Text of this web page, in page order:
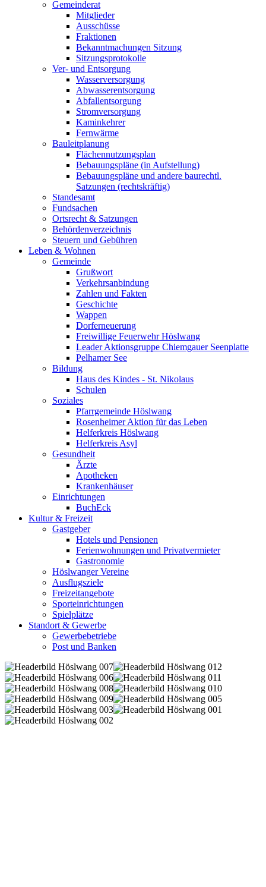
Gemeinderat
Mitglieder
Ausschüsse
Fraktionen
Bekanntmachungen Sitzung
Sitzungsprotokolle
Ver- und Entsorgung
Wasserversorgung
Abwasserentsorgung
Abfallentsorgung
Stromversorgung
Kaminkehrer
Fernwärme
Bauleitplanung
Flächennutzungsplan
Bebauungspläne (in Aufstellung)
Bebauungspläne und andere baurechtl.
Satzungen (rechtskräftig)
Standesamt
Fundsachen
Ortsrecht & Satzungen
Behördenverzeichnis
Steuern und Gebühren
Leben & Wohnen
Gemeinde
Grußwort
Verkehrsanbindung
Zahlen und Fakten
Geschichte
Wappen
Dorferneuerung
Freiwillige Feuerwehr Höslwang
Leader Aktionsgruppe Chiemgauer Seenplatte
Pelhamer See
Bildung
Haus des Kindes - St. Nikolaus
Schulen
Soziales
Pfarrgemeinde Höslwang
Rosenheimer Aktion für das Leben
Helferkreis Höslwang
Helferkreis Asyl
Gesundheit
Ärzte
Apotheken
Krankenhäuser
Einrichtungen
BuchEck
Kultur & Freizeit
Gastgeber
Hotels und Pensionen
Ferienwohnungen und Privatvermieter
Gastronomie
Höslwanger Vereine
Ausflugsziele
Freizeitangebote
Sporteinrichtungen
Spielplätze
Standort & Gewerbe
Gewerbebetriebe
Post und Banken